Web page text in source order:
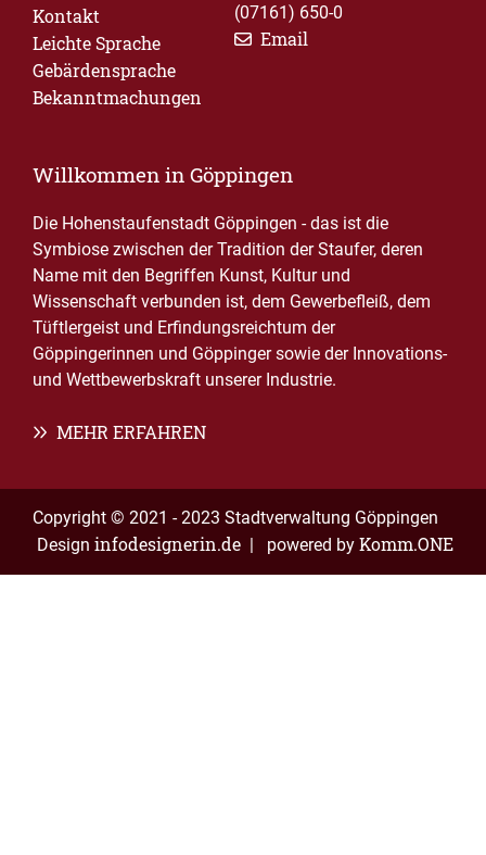
Kontakt
Leichte Sprache
Gebärdensprache
Bekanntmachungen
(07161) 650-0
Email
Willkommen in Göppingen
Die Hohenstaufenstadt Göppingen - das ist die
Symbiose zwischen der Tradition der Staufer, deren
Name mit den Begriffen Kunst, Kultur und
Wissenschaft verbunden ist, dem Gewerbefleiß, dem
Tüftlergeist und Erfindungsreichtum der
Göppingerinnen und Göppinger sowie der Innovations-
und Wettbewerbskraft unserer Industrie.
MEHR ERFAHREN
Copyright © 2021 - 2023 Stadtverwaltung Göppingen
Design infodesignerin.de | powered by Komm.ONE